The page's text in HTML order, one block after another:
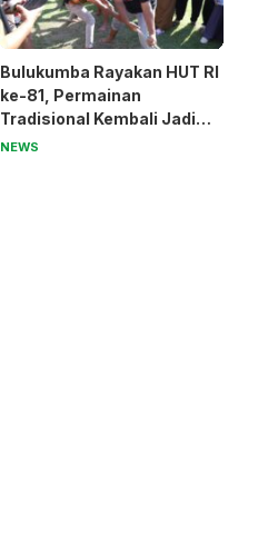
Bulukumba Rayakan HUT RI
ke-81, Permainan
Tradisional Kembali Jadi
Magnet
NEWS